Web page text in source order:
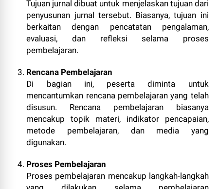
Tujuan jurnal dibuat untuk menjelaskan tujuan dari
penyusunan jurnal tersebut. Biasanya, tujuan ini
berkaitan dengan pencatatan pengalaman,
evaluasi, dan refleksi selama proses
pembelajaran.
Rencana Pembelajaran
Di bagian ini, peserta diminta untuk
mencantumkan rencana pembelajaran yang telah
disusun. Rencana pembelajaran biasanya
mencakup topik materi, indikator pencapaian,
metode pembelajaran, dan media yang
digunakan.
Proses Pembelajaran
Proses pembelajaran mencakup langkah-langkah